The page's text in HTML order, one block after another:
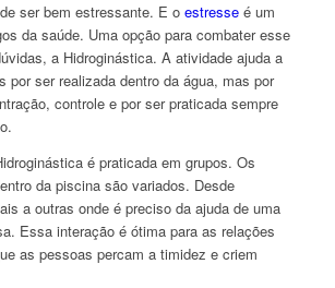
ser bem estressante. E o estresseé um
da saúde. Uma opção para combater esse
a Hidroginástica. A atividade ajuda a
por ser realizada dentro da água, mas por
controle e por ser praticada sempre
é praticada em grupos. Os
da piscina são variados. Desde
a outras onde é preciso da ajuda de uma
Essa interação é ótima para as relações
as pessoas percam a timidez e criem